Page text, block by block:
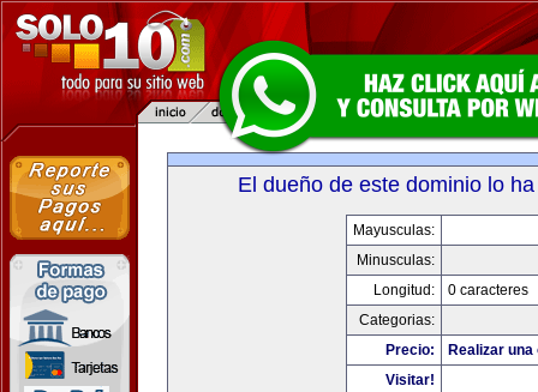
El dueño de este dominio lo
Mayusculas:
Minusculas:
Longitud:
0 caracteres
Categorias:
Precio:
Realizar
Visitar!